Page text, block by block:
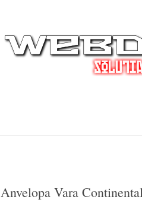
Anvelopa Vara